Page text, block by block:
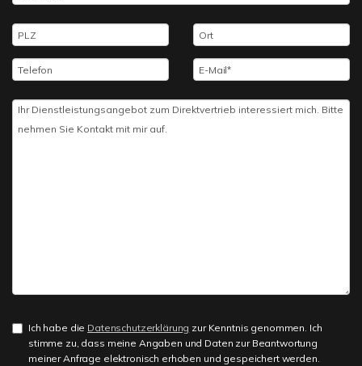
Ich habe die Datenschutzerklärung zur Kenntnis genommen. Ich
stimme zu, dass meine Angaben und Daten zur Beantwortung
meiner Anfrage elektronisch erhoben und gespeichert werden.